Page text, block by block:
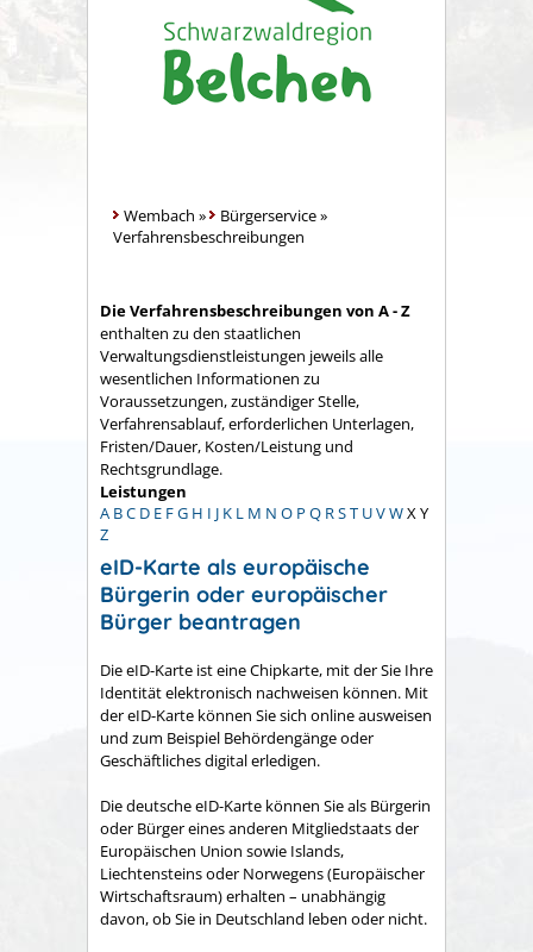
Wembach » Bürgerservice»
Verfahrensbeschreibungen
Die Verfahrensbeschreibungen von A - Z
enthalten zu den staatlichen
Verwaltungsdienstleistungen jeweils alle
wesentlichen Informationen zu
Voraussetzungen, zuständiger Stelle,
Verfahrensablauf, erforderlichen Unterlagen,
Fristen/Dauer, Kosten/Leistung und
Rechtsgrundlage.
Leistungen
A BC D E FG H I J K L M N O P Q RST UVWX Y
Z
eID-Karte als europäische
Bürgerin oder europäischer
Bürger beantragen
Die eID-Karte ist eine Chipkarte, mit der Sie Ihre
Identität elektronisch nachweisen können. Mit
der eID-Karte können Sie sich online ausweisen
und zum Beispiel Behördengänge oder
Geschäftliches digital erledigen.
Die deutsche eID-Karte können Sie als Bürgerin
oder Bürger eines anderen Mitgliedstaats der
Europäischen Union sowie Islands,
Liechtensteins oder Norwegens (Europäischer
Wirtschaftsraum) erhalten – unabhängig
davon, ob Sie in Deutschland leben oder nicht.